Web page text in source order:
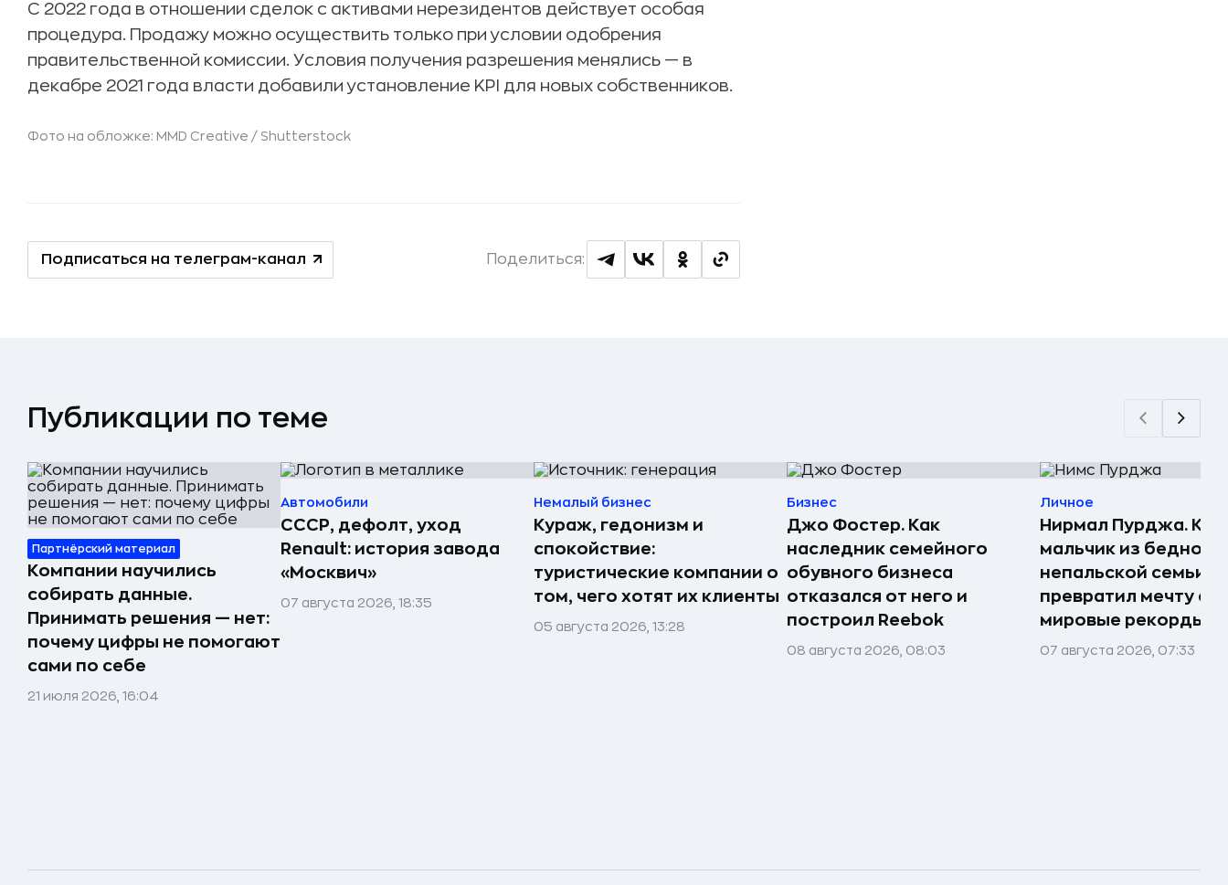
С 2022 года в отношении сделок с активами нерезидентов действует особая
процедура. Продажу можно осуществить только при условии одобрения
правительственной комиссии. Условия получения разрешения менялись — в
декабре 2021 года власти добавили установление KPI для новых собственников.
Фото на обложке: MMD Creative / Shutterstock
Подписаться на телеграм-канал Поделиться:
Публикации по теме
Партнёрский материал
Компании научились
собирать данные.
Принимать решения — нет:
почему цифры не помогают
сами по себе
21 июля 2026, 16:04
Автомобили
СССР, дефолт, уход
Renault: история завода
«Москвич»
07 августа 2026, 18:35
Немалый бизнес
Кураж, гедонизм и
спокойствие:
туристические компании о
том, чего хотят их клиенты
05 августа 2026, 13:28
Бизнес
Джо Фостер. Как
наследник семейного
обувного бизнеса
отказался от него и
построил Reebok
08 августа 2026, 08:03
Личное
Нирмал Пурджа. Как
мальчик из бедной
непальской семьи
превратил мечту о
мировые рекорды и
07 августа 2026, 07:33